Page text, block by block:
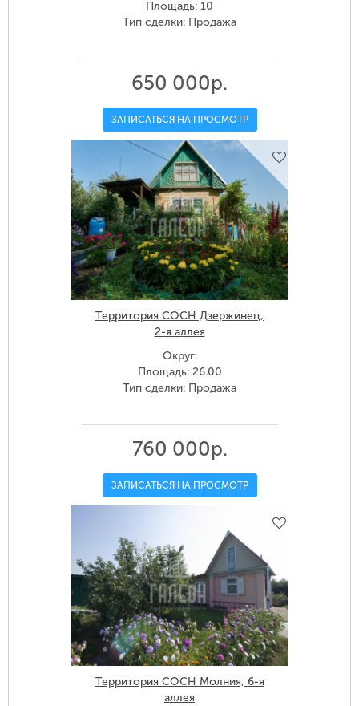
Площадь: 10
Тип сделки: Продажа
650 000р.
ЗАПИСАТЬСЯ НА ПРОСМОТР
Территория СОСН Дзержинец,
2-я аллея
Округ:
Площадь: 26.00
Тип сделки: Продажа
760 000р.
ЗАПИСАТЬСЯ НА ПРОСМОТР
Территория СОСН Молния, 6-я
аллея